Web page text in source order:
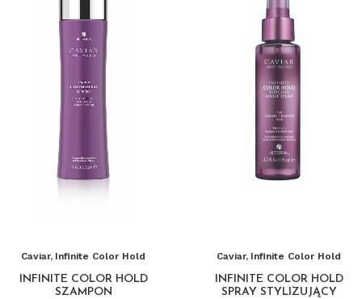
Caviar, Infinite Color Hold
INFINITE COLOR HOLD
SZAMPON
Caviar, Infinite Color Hold
INFINITE COLOR HOLD
SPRAY STYLIZUJĄCY